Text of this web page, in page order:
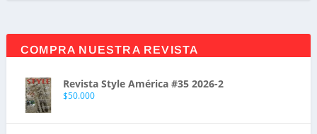
COMPRA NUESTRA REVISTA
Revista Style América #35 2026-2
$50.000